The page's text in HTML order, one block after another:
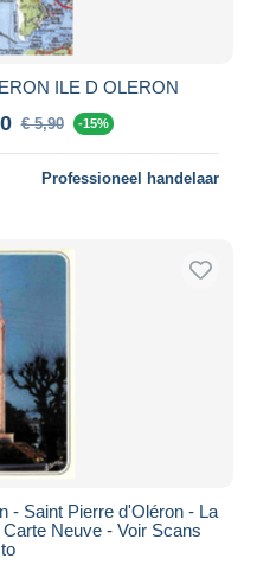
ILE D OLERON
€ 5,90 -15%
Professioneel handelaar
- Saint Pierre d'Oléron - La
Neuve - Voir Scans